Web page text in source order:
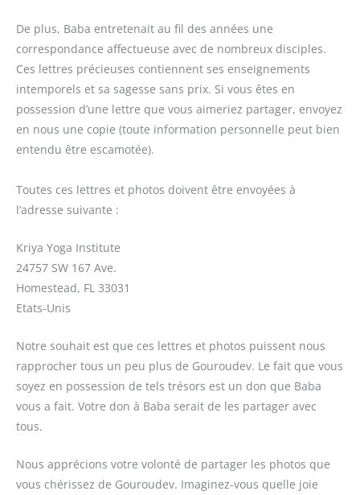
De plus, Baba entretenait au fil des années une
correspondance affectueuse avec de nombreux disciples.
Ces lettres précieuses contiennent ses enseignements
intemporels et sa sagesse sans prix. Si vous êtes en
possession d’une lettre que vous aimeriez partager, envoyez
en nous une copie (toute information personnelle peut bien
entendu être escamotée).
Toutes ces lettres et photos doivent être envoyées à
l’adresse suivante :
Kriya Yoga Institute
24757 SW 167 Ave.
Homestead, FL 33031
Etats-Unis
Notre souhait est que ces lettres et photos puissent nous
rapprocher tous un peu plus de Gouroudev. Le fait que vous
soyez en possession de tels trésors est un don que Baba
vous a fait. Votre don à Baba serait de les partager avec
tous.
Nous apprécions votre volonté de partager les photos que
vous chérissez de Gouroudev. Imaginez-vous quelle joie